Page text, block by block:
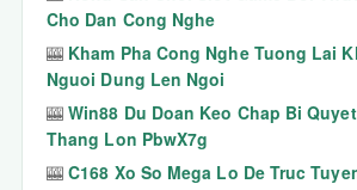
Cho Dan Cong Nghe
🎰 Kham Pha Cong Nghe Tuong Lai
Nguoi Dung Len Ngoi
🎰Win88 Du Doan Keo Chap Bi
Thang Lon PbwX7g
🎰C168 Xo So Mega Lo De Truc